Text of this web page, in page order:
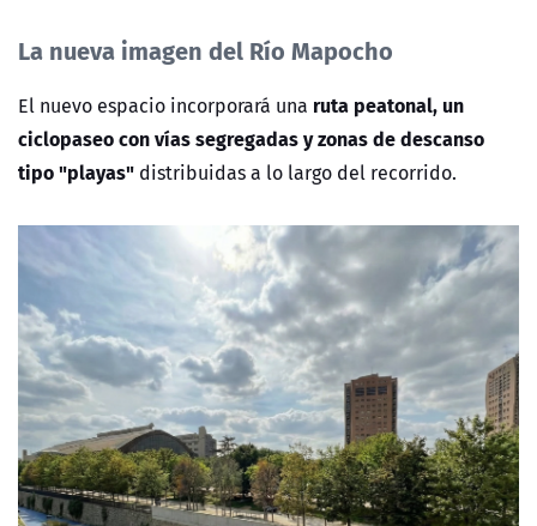
La nueva imagen del Río Mapocho
El nuevo espacio incorporará una ruta peatonal, un
ciclopaseo con vías segregadas y zonas de descanso
tipo "playas" distribuidas a lo largo del recorrido.